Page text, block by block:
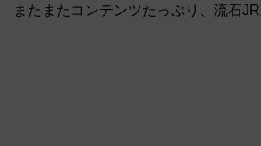
またまたコンテンツたっぷり、流石JR